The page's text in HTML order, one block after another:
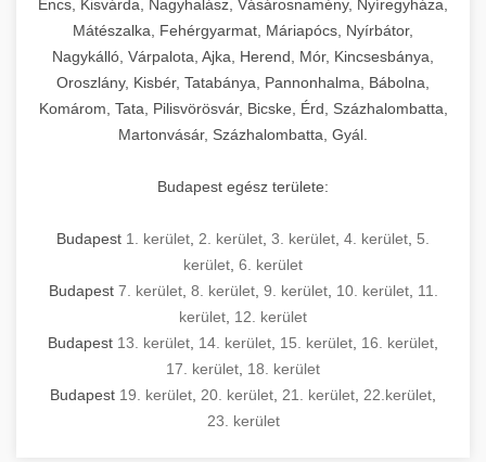
Encs, Kisvárda, Nagyhalász, Vásárosnamény, Nyíregyháza,
Mátészalka, Fehérgyarmat, Máriapócs, Nyírbátor,
Nagykálló, Várpalota, Ajka, Herend, Mór, Kincsesbánya,
Oroszlány, Kisbér, Tatabánya, Pannonhalma, Bábolna,
Komárom, Tata, Pilisvörösvár, Bicske, Érd, Százhalombatta,
Martonvásár, Százhalombatta, Gyál.
Budapest egész területe:
Budapest 1. kerület 2. kerület 3. kerület 4. kerület 5.
kerület 6. kerület
Budapest 7. kerület, 8. kerület, 9. kerület, 10. kerület, 11.
kerület 12. kerület
Budapest 13. kerület 14. kerület 15. kerület 16. kerület
17. kerület 18. kerület
Budapest 19. kerület 20. kerület 21. kerület 22.kerület
23. kerület